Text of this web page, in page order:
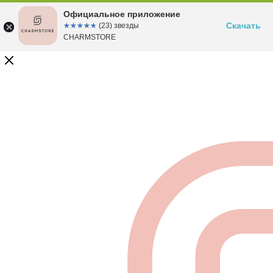
Официальное приложение
☆☆☆☆☆
★★★★★ (23) звезды
CHARMSTORE
Скачать